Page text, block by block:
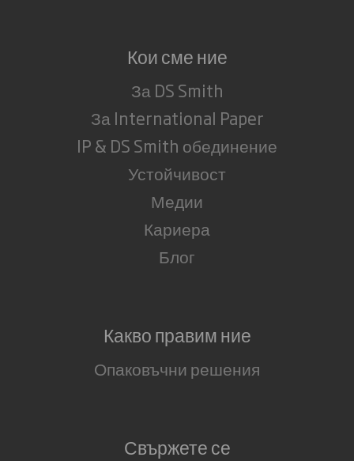
Кои сме ние
За DS Smith
За International Paper
IP & DS Smith обединение
Устойчивост
Медии
Кариера
Блог
Какво правим ние
Опаковъчни решения
Свържете се